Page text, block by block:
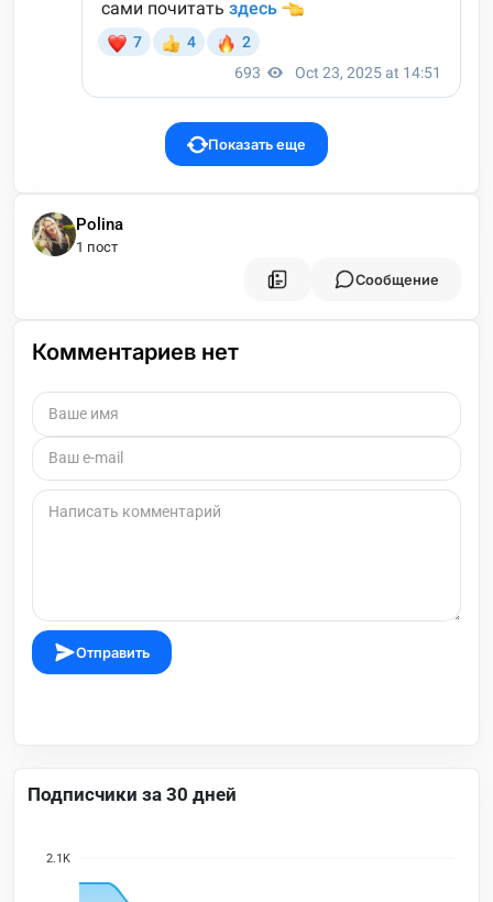
Показать еще
Polina
1 пост
Сообщение
Комментариев нет
Отправить
Подписчики за 30 дней
2.1K